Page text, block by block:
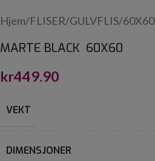
Hjem/FLISER/GULVFLIS/60X60
MARTE BLACK 60X60
kr449.90
VEKT
DIMENSJONER